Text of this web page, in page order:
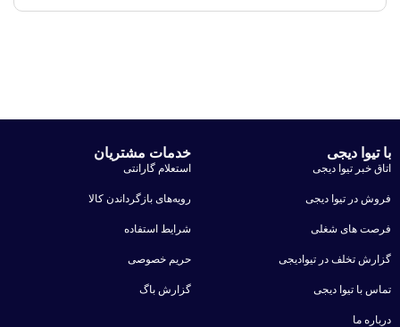
با تیوا دیجی
اتاق خبر تیوا دیجی
فروش در تیوا دیجی
فرصت های شغلی
گزارش تخلف در تیوادیجی
تماس با تیوا دیجی
درباره ما
خدمات مشتریان
استعلام گارانتی
رویه‌های بازگرداندن کالا
شرایط استفاده
حریم خصوصی
گزارش باگ